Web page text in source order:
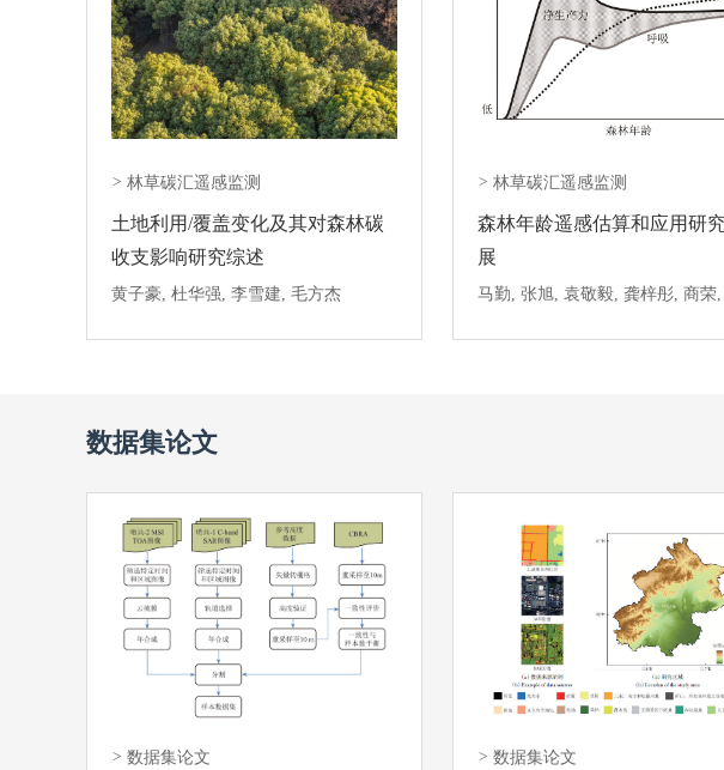
理与应用技术的创新发展，持续推动遥感与其他学科领域的深度交叉融合。
> 林草碳汇遥感监测
土地利用/覆盖变化及其对森林碳
收支影响研究综述
黄子豪, 杜华强, 李雪建, 毛方杰
> 林草碳汇遥感监测
森林年龄遥感估算和应用研
展
数据集论文
> 数据集论文 >数据集论文